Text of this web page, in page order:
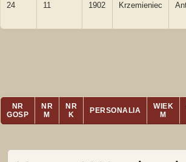
24 11 1902 Krzemieniec
NR
GOSP
NR
M
NR
K
PERSONALIA
WIEK
M